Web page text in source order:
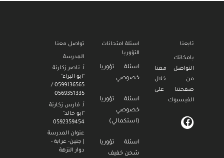
تواصل معنا
المدرسة
أ. ناصر زكارنة
"ابو البراء"
0599136565 /
0569351335
أ. فارس زكارنة
"ابو خالد"
0592359454
عنوان المدرسة
| جنين- عرابة -
دوار النزهة
اسئلة امتحانات
التؤوريا
اسئلة تؤوريا
خصوصي
اسئلة تؤوريا
خصوصي
(استكمالي)
اسئلة تؤوريا
شحن خفيف
تابعنا
بامكانك
التواصل معنا
من خلال
صفحتنا على
الفيسبوك